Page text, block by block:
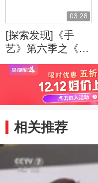
03:28
[探索发现]《手
艺》第六季之《花
样旗袍》 吴帆对
完工后的旗袍十分
相关推荐